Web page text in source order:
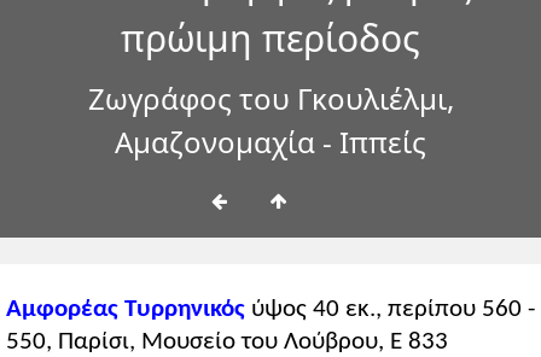
πρώιμη περίοδος
Ζωγράφος του Γκουλιέλμι,
Αμαζονομαχία - Ιππείς
Αμφορέας Τυρρηνικός ύψος 40 εκ., περίπου 560 -
550, Παρίσι, Μουσείο του Λούβρου, E 833